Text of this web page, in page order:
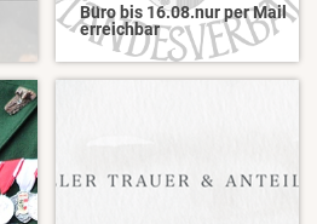
Büro bis 16.08.nur per Mail
erreichbar